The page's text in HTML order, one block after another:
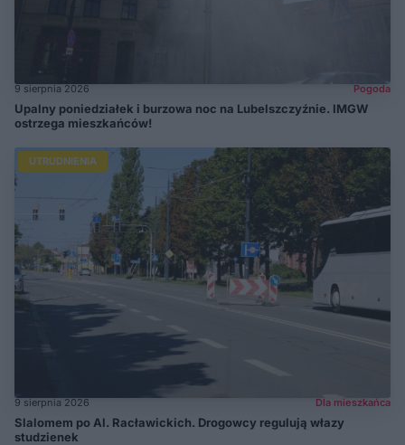
9 sierpnia 2026 Pogoda
Upalny poniedziałek i burzowa noc na Lubelszczyźnie. IMGW
ostrzega mieszkańców!
UTRUDNIENIA
9 sierpnia 2026 Dla mieszkańca
Slalomem po Al. Racławickich. Drogowcy regulują włazy
studzienek